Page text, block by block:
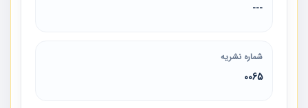
---
شماره نشریه
0065